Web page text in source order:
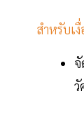
สำหรับเ
วั